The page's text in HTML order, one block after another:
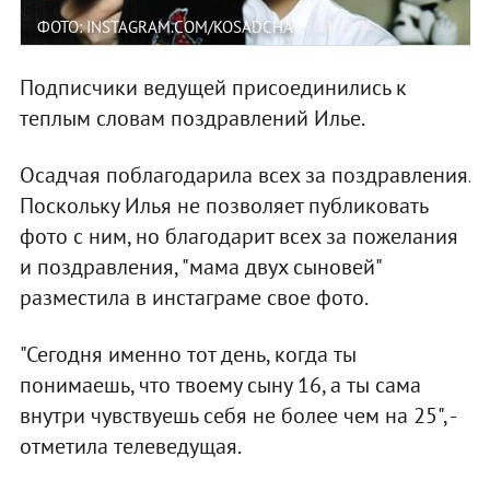
ФОТО: INSTAGRAM.COM/KOSADCHA
Подписчики ведущей присоединились к
теплым словам поздравлений Илье.
Осадчая поблагодарила всех за поздравления.
Поскольку Илья не позволяет публиковать
фото с ним, но благодарит всех за пожелания
и поздравления, "мама двух сыновей"
разместила в инстаграме свое фото.
"Сегодня именно тот день, когда ты
понимаешь, что твоему сыну 16, а ты сама
внутри чувствуешь себя не более чем на 25", -
отметила телеведущая.